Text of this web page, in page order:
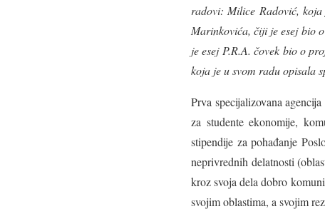
radovi: Milice Radović, koja
Marinkovića, čiji je esej bio
je esej P.R.A. čovek bio o
koja je u svom radu opisala
Prva specijalizovana
za studente ekonomije,
stipendije za pohađanje
neprivrednih delatnosti
kroz svoja dela dobro
svojim oblastima, a svojim